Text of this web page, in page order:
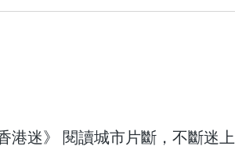
港迷》 閱讀城市片斷，不斷迷上